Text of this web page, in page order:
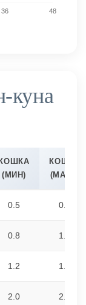
куна
КОШКА
(МИН)
КОШКА
(МАКС)
0.5 0.7
0.8 1.2
1.2 1.8
2.0 2.8